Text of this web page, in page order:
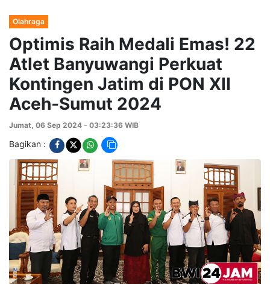
Olahraga
Optimis Raih Medali Emas! 22
Atlet Banyuwangi Perkuat
Kontingen Jatim di PON XII
Aceh-Sumut 2024
Jumat, 06 Sep 2024 - 03:23:36 WIB
Bagikan :